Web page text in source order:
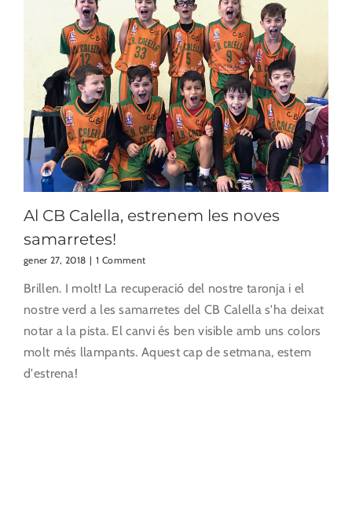
Al CB Calella, estrenem les noves
samarretes!
gener 27, 2018 | 1 Comment
Brillen. I molt! La recuperació del nostre taronja i el
nostre verd a les samarretes del CB Calella s'ha deixat
notar a la pista. El canvi és ben visible amb uns colors
molt més llampants. Aquest cap de setmana, estem
d'estrena!